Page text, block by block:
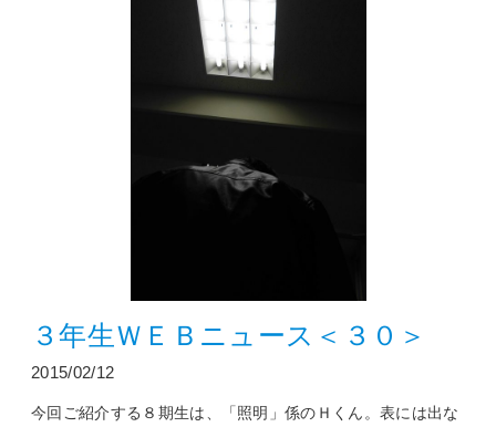
３年生ＷＥＢニュース＜３０＞
2015/02/12
今回ご紹介する８期生は、「照明」係のＨくん。表には出な